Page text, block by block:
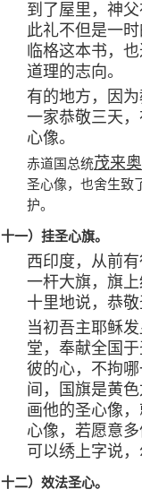
到了屋里，神
此礼不但是一
临格这本书，
道理的志向。
有的地方，因
一家恭敬三天
心像。
赤道国总统茂来奥
圣心像，也舍生致
护。
十一）挂圣心旗。
西印度，从前
一杆大旗，旗
十里地说，恭
当初吾主耶稣
堂，奉献全国
彼的心，不拘
间，国旗是黄
画他的圣心像
心像，若愿意
可以绣上字说
十二）效法圣心。